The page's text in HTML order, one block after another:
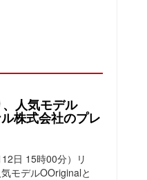
人気モデル
株式会社のプレ
日 15時00分）リ
モデルOOriginalと